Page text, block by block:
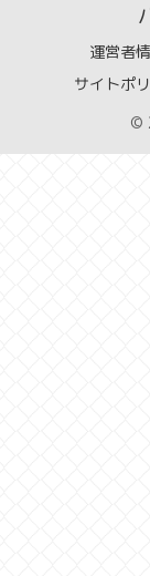
運営者
サイトポ
©